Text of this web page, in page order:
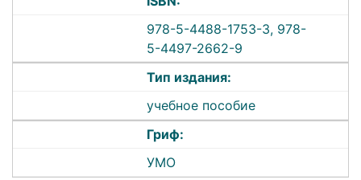
978-5-4488-1753-3, 978-
5-4497-2662-9
Тип издания:
учебное пособие
Гриф:
УМО